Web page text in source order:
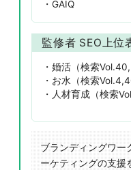
GAIQ
監修者 SEO上位
婚活（検索
お水（検索
人材育成（検索
ブランディングワー
ーケティングの支援